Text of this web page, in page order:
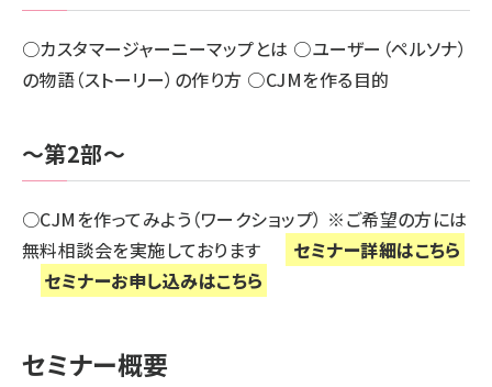
○カスタマージャーニーマップとは ○ユーザー（ペルソナ）
の物語（ストーリー）の作り方 ○CJMを作る目的
～第2部～
○CJMを作ってみよう（ワークショップ） ※ご希望の方には
無料相談会を実施しております
セミナー詳細はこちら
セミナーお申し込みはこちら
セミナー概要